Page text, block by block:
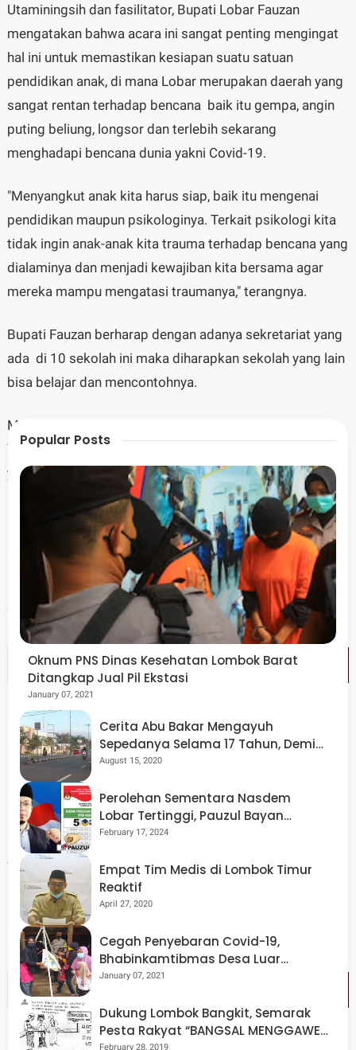
Utaminingsih dan fasilitator, Bupati Lobar Fauzan
mengatakan bahwa acara ini sangat penting mengingat
hal ini untuk memastikan kesiapan suatu satuan
pendidikan anak, di mana Lobar merupakan daerah yang
sangat rentan terhadap bencana baik itu gempa, angin
puting beliung, longsor dan terlebih sekarang
menghadapi bencana dunia yakni Covid-19.
"Menyangkut anak kita harus siap, baik itu mengenai
pendidikan maupun psikologinya. Terkait psikologi kita
tidak ingin anak-anak kita trauma terhadap bencana yang
dialaminya dan menjadi kewajiban kita bersama agar
mereka mampu mengatasi traumanya," terangnya.
Bupati Fauzan berharap dengan adanya sekretariat yang
ada di 10 sekolah ini maka diharapkan sekolah yang lain
bisa belajar dan mencontohnya.
Maulina Utaminingsih selaku Project Koordinator
Yayasan Plan International mengatakan selaku yayasan
yang berada di bawah UNICEF, sosialisasi ini merupakan
program terakhir Yayasan Plan di NTB dan akan
berlangsung selama 4 hari.
Untuk diketahui program keseluruhan Yayasan Plant di
mulai usai bencana gempa Lombok tanggal 2 Oktober
2019 dan akan berakhir 30 Desember 2020 mendatang.
lebih jauh Maulina mengatakan kesepuluh sekolah yang
menjadi project percontohan SPAB ini ada di Kecamatan
Batu Layar, Labuapi, Gerung, Lingsar dan Gunung Sari.
Program-program yang dilaksanakan Yayasan Plan,
paparnya, yaitu penyerahan paket sekolah, pelatihan
fasilitator SPAB, baseline and endline untuk mengetahui
perkembangan program, pelatihan kaum muda untuk
mengurangi resiko bencana dan sosialisasi Peraturan
Gubernur dan Peraturan Bupati.
Popular Posts
Oknum PNS Dinas Kesehatan Lombok Barat
Ditangkap Jual Pil Ekstasi
January 07, 2021
Cerita Abu Bakar Mengayuh
Sepedanya Selama 17 Tahun, Demi
Menggelorakan Kemerdekaan
August 15, 2020
Perolehan Sementara Nasdem
Lobar Tertinggi, Pauzul Bayan
Berpeluang “Rebut” Kursi Dapil 3
February 17, 2024
Empat Tim Medis di Lombok Timur
Reaktif
April 27, 2020
Cegah Penyebaran Covid-19,
Bhabinkamtibmas Desa Luar
Pantau Kegiatan Posyandu
January 07, 2021
Dukung Lombok Bangkit, Semarak
Pesta Rakyat “BANGSAL MENGGAWE”
February 28, 2019